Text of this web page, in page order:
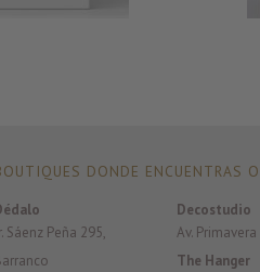
DONDE ENCUENTRAS
Sáenz Peña 295,
Decostudio
Av.
The Hanger